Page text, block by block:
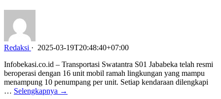
Redaksi · 2025-03-19T20:48:40+07:00
Infobekasi.co.id – Transportasi Swatantra S01 Jababeka telah resmi
beroperasi dengan 16 unit mobil ramah lingkungan yang mampu
menampung 10 penumpang per unit. Setiap kendaraan dilengkapi
… Selengkapnya →